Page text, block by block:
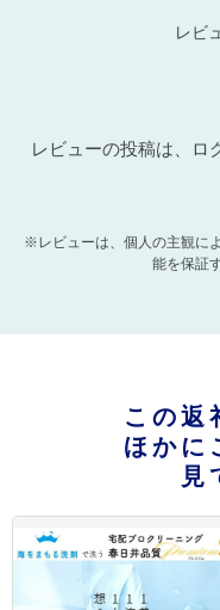
レビ
レビューの投稿は、ロ
※レビューは、個人の主観に
能を保証
この返
ほかに
見